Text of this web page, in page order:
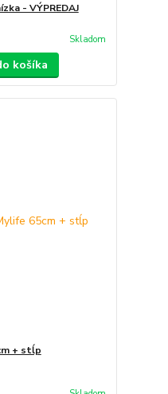
- VÝPREDAJ
Skladom
košíka
+ stĺp